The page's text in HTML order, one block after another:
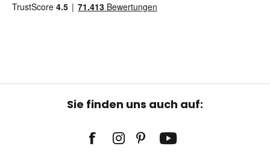
Sie finden uns auch auf: